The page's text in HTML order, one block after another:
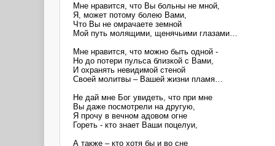
Мне нравится, что Вы больны не мной,
Я, может потому болею Вами,
Что Вы не омрачаете земной
Мой путь молящими, щенячьими глазами…
Мне нравится, что можно быть одной -
Но до потери пульса близкой с Вами,
И охранять невидимой стеной
Своей молитвы – Вашей жизни пламя…
Не дай мне Бог увидеть, что при мне
Вы даже посмотрели на другую,
Я прочу в вечном адовом огне
Гореть - кто знает Ваши поцелуи,
А также – кто хотя бы и во сне